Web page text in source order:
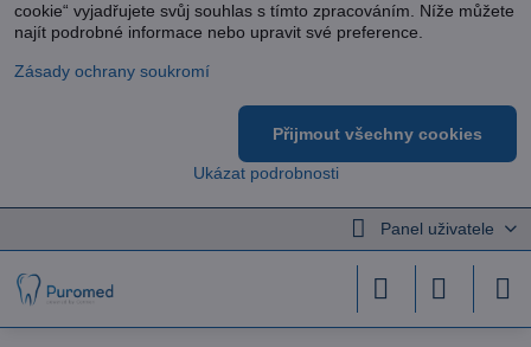
Panel uživatele
cookie“ vyjadřujete svůj souhlas s tímto zpracováním. Níže můžete
najít podrobné informace nebo upravit své preference.
Zásady ochrany soukromí
Ukázat podrobnosti
Přijmout všechny cookies